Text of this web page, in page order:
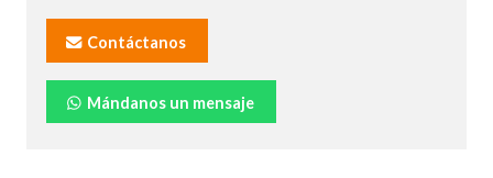
Contáctanos
Mándanos un mensaje